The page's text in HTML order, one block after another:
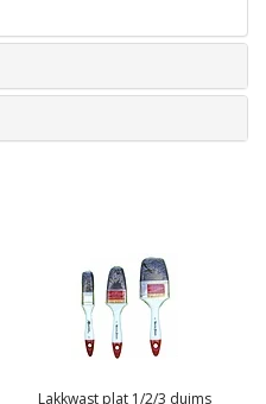
Lakkwast plat 1/2/3 duims